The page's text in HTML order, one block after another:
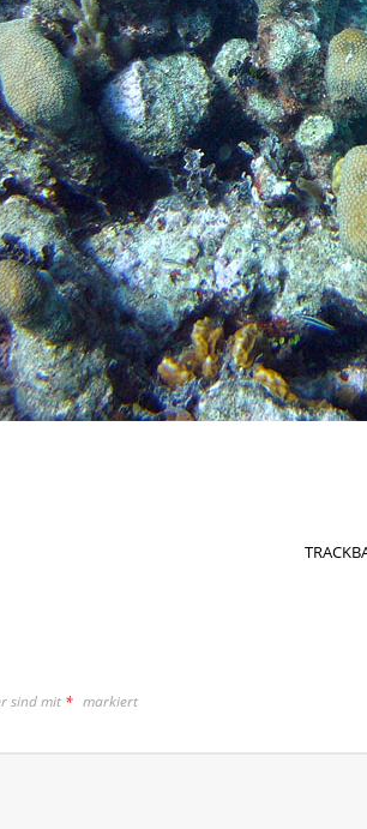
sind mit * markiert